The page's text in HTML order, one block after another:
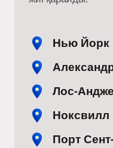
Нью Йорк
Лос-
Ноксвилл
Порт